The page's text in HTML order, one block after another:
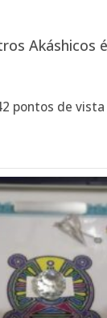
Akáshicos
pontos de